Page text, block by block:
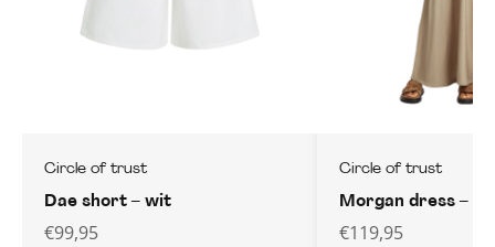
Circle of trust
Dae short – wit
€99,95
Circle of trust
Morgan dress –
€119,95